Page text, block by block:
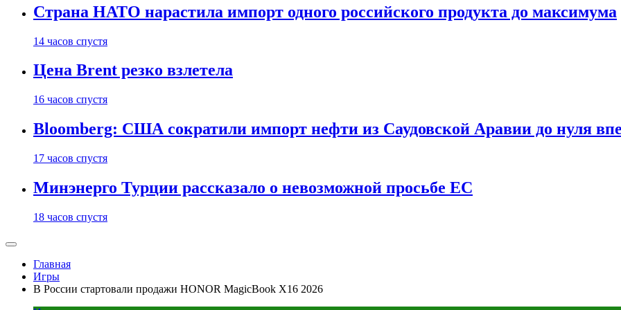
Страна НАТО нарастила импорт одного российского продукта до максимума
14 часов спустя
Цена Brent резко взлетела
16 часов спустя
Bloomberg: США сократили импорт нефти из Саудовской Аравии до нуля
17 часов спустя
Минэнерго Турции рассказало о невозможной просьбе ЕС
18 часов спустя
Главная
Игры
В России стартовали продажи HONOR MagicBook X16 2026